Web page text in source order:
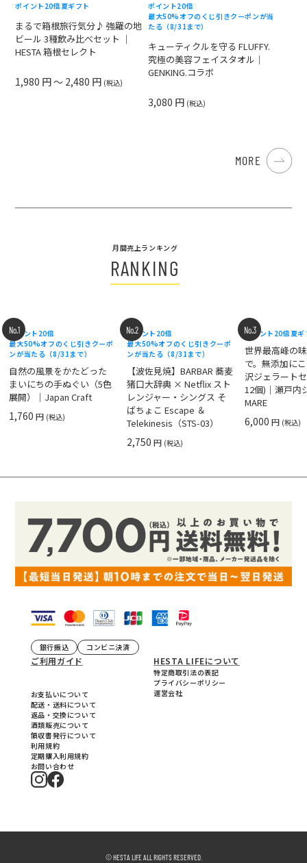
ポイント20倍 夏ギフト
まるで箱根旅行気分♪ 強羅の地
ビール 3種飲み比べセット ｜
HESTA 箱根セレクト
1,980 円 ～ 2,480 円 (税込)
ポイント20倍
最大50%オフのくじ引きクーポンが当
たる（8/31まで）
キューティクルを守る FLUFFY.
究極の美容フェイスタオル｜
GENKING.コラボ
3,080 円 (税込)
MORE
月間売上ランキング
RANKING
No.1
ポイント20倍
最大50%オフのくじ引きクーポ
ンが当たる（8/31まで）
自然の風景をかたどった
まいにちの手ぬぐい（5色
展開）｜Japan Craft
1,760円 (税込)
No.2
ポイント20倍
最大50%オフのくじ引きクーポ
ンが当たる（8/31まで）
【波佐見焼】BARBAR 蕎麦
猪口大辞典 × Netflix スト
レンジャー・シングス そ
ばちょこ Escape ＆
Telekinesis（STS-03）
2,750円 (税込)
No.3
ポイント20倍 夏
世界最高峰の
で。無添加に
沢ジェラート
12個)｜瀬戸内
MARE
6,000円 (税込)
銀行振込 コンビニ決済
ご利用ガイド
お支払いについて
配送・送料について
返品・交換について
酒類販売について
領収書発行について
利用規約
定期購入利用規約
お問い合わせ
HESTA LIFEについて
特定商取引法の表記
プライバシーポリシー
運営会社
© HESTA LIFE ALL RIGHTS RESERVED.